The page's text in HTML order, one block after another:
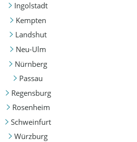
Ingolstadt
Kempten
Landshut
Neu-Ulm
Nürnberg
Passau
Regensburg
Rosenheim
Schweinfurt
Würzburg